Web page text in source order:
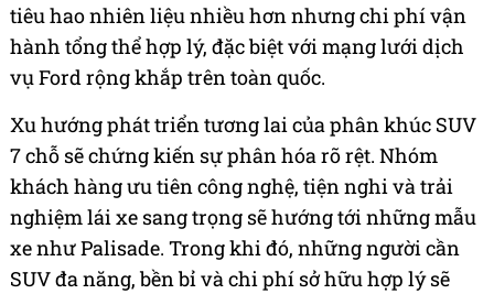
tiêu hao nhiên liệu nhiều hơn nhưng chi phí vận
hành tổng thể hợp lý, đặc biệt với mạng lưới dịch
vụ Ford rộng khắp trên toàn quốc.
Xu hướng phát triển tương lai của phân khúc SUV
7 chỗ sẽ chứng kiến sự phân hóa rõ rệt. Nhóm
khách hàng ưu tiên công nghệ, tiện nghi và trải
nghiệm lái xe sang trọng sẽ hướng tới những mẫu
xe như Palisade. Trong khi đó, những người cần
SUV đa năng, bền bỉ và chi phí sở hữu hợp lý sẽ